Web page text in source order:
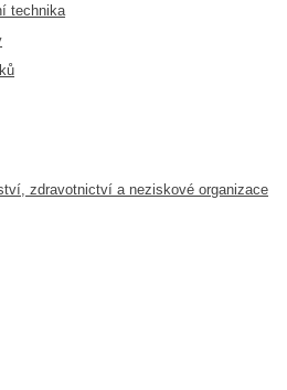
technika
zdravotnictví a neziskové organizace